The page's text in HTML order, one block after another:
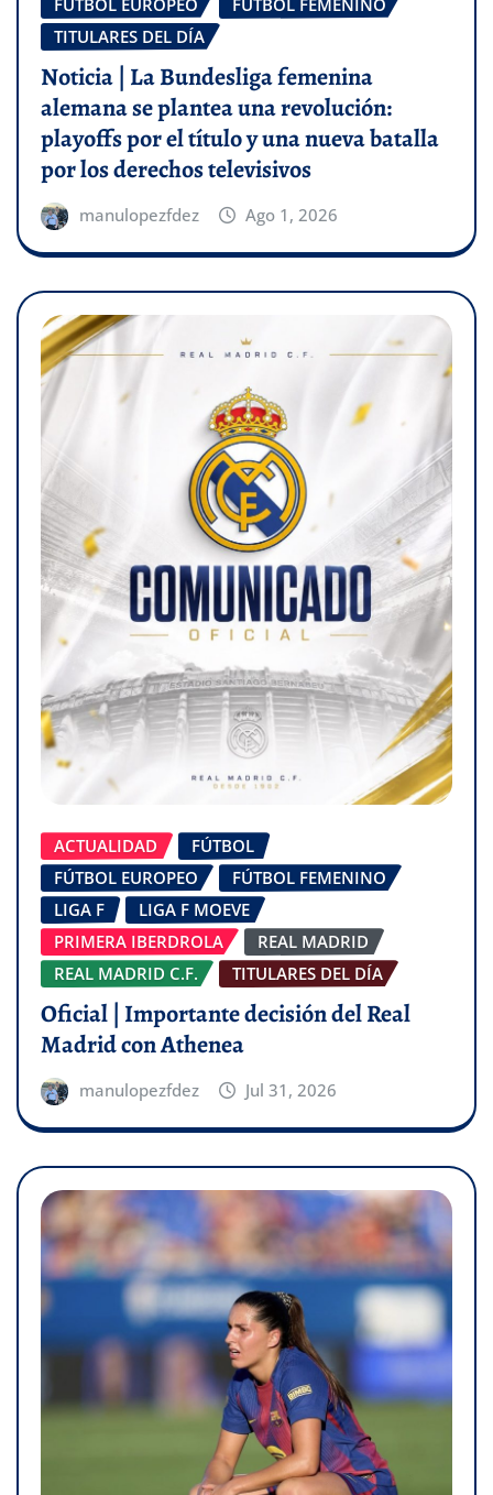
FÚTBOL EUROPEO
FÚTBOL FEMENINO
TITULARES DEL DÍA
Noticia | La Bundesliga femenina
alemana se plantea una revolución:
playoffs por el título y una nueva batalla
por los derechos televisivos
manulopezfdez Ago 1, 2026
ACTUALIDAD
FÚTBOL
FÚTBOL EUROPEO
FÚTBOL FEMENINO
LIGA F
LIGA F MOEVE
PRIMERA IBERDROLA
REAL MADRID
REAL MADRID C.F.
TITULARES DEL DÍA
Oficial | Importante decisión del Real
Madrid con Athenea
manulopezfdez Jul 31, 2026